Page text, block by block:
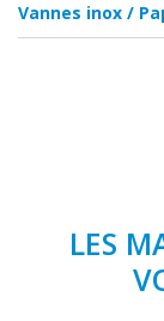
Vannes inox /
LES